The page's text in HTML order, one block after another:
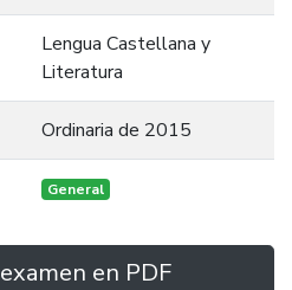
Lengua Castellana y
Literatura
Ordinaria de 2015
General
en PDF